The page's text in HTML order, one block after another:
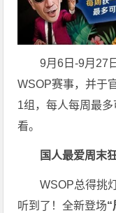
9月6日-9月27
WSOP赛事，并于
1组，每人每周最
看。
国人最爱周末
WSOP总得挑
听到了！全新登场“